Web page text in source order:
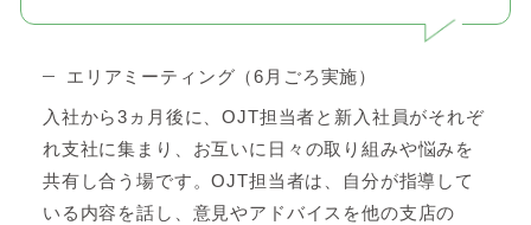
エリアミーティング（6月ごろ実施）
入社から3ヵ月後に、OJT担当者と新入社員がそれぞ
れ支社に集まり、お互いに日々の取り組みや悩みを
共有し合う場です。OJT担当者は、自分が指導して
いる内容を話し、意見やアドバイスを他の支店の